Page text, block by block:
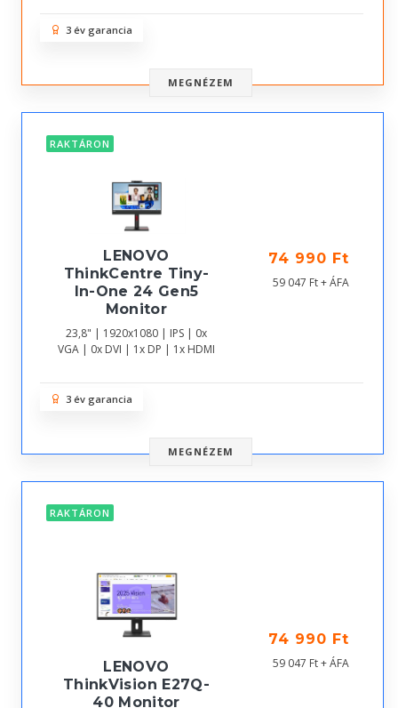
3 év garancia
MEGNÉZEM
RAKTÁRON
LENOVO
ThinkCentre Tiny-
In-One 24 Gen5
Monitor
23,8" | 1920x1080 | IPS | 0x
VGA | 0x DVI | 1x DP | 1x HDMI
74 990 Ft
59 047 Ft + ÁFA
3 év garancia
MEGNÉZEM
RAKTÁRON
LENOVO
ThinkVision E27Q-
40 Monitor
74 990 Ft
59 047 Ft + ÁFA